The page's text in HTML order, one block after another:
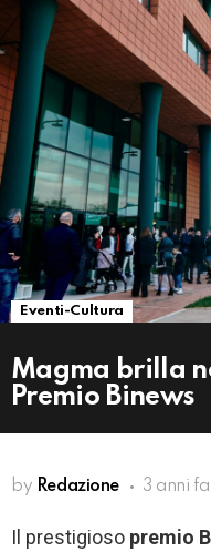
Eventi-Cultura
Magma brilla
Premio Binews
by Redazione 3 anni fa
Il prestigioso premio